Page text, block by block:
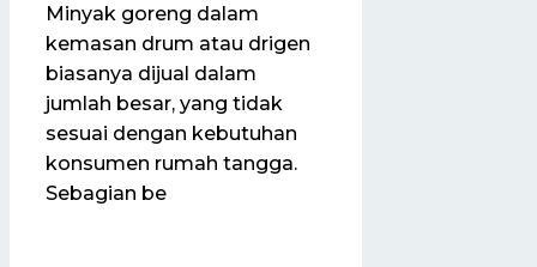
Minyak goreng dalam
kemasan drum atau drigen
biasanya dijual dalam
jumlah besar, yang tidak
sesuai dengan kebutuhan
konsumen rumah tangga.
Sebagian be